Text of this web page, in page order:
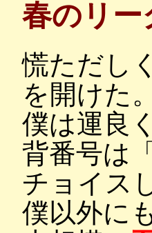
春のリー
慌ただし
を開けた。
僕は運良
背番号は「
チョイス
僕以外に